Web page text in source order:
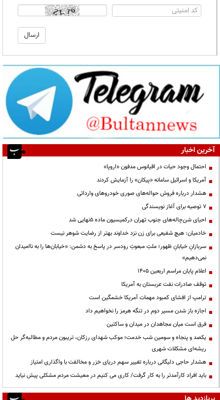
آخرین اخبار
احتمال وجود حیات در اقیانوس مدفون «اروپا»
آمریکا و اسرائیل سامانه «پیکان» را آزمایش کردند
هشدار درباره فروش حواله‌های صوری خودروهای وارداتی
۷ توصیه برای آغاز نویسندگی
احیای شن‌چاله‌های جنوب تهران درکمیسیون ماده ۵نهایی شد
خادمیان: هیچ شفیعی برای زن نزد خداوند بهتر از رضایت شوهر نیست
سربازانِ خیابانِ ظهور؛ ملتِ مبعوثِ رودسر در پاسخ به دشمن: «خیابان‌ها را به ناامیدان
نمی‌دهیم»
اعلام پایان مراسم اربعین ۱۴۰۵
توقف صادرات نفت عربستان به آمریکا
ترامپ از افشای کمبود مهمات آمریکا خشمگین است
اجازه باز شدن مسیر دوم در تنگه هرمز را نخواهیم داد
فرق است میان مجاهدان در میدان و ساکتین
یکصد و پنجاه و سومین شب خدمت؛ موکب شهدای رزکان، تریبون مردم و مطالبه‌گر حل
ریشه‌ای مشکلات شهری
هشدار حاجی دلیگانی درباره تغییر سهم دریای خزر و مخالفت با واگذاری امتیاز
باید افراد کارآمدتر را به کار گرفت/ کاری می کنیم در معیشت مردم مشکلی پیش نیاید